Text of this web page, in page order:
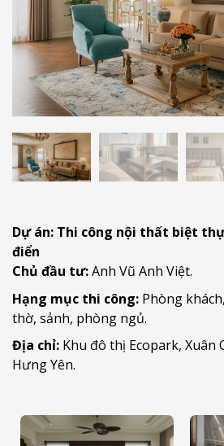
Dự án: Thi công nội thất biệt
điển
Chủ đầu tư:Anh Vũ Anh Việt.
Hạng mục thi công: Phòng
thờ, sảnh, phòng ngủ.
Địa chỉ: Khu đô thị Ecopark, Xuân
Hưng Yên.